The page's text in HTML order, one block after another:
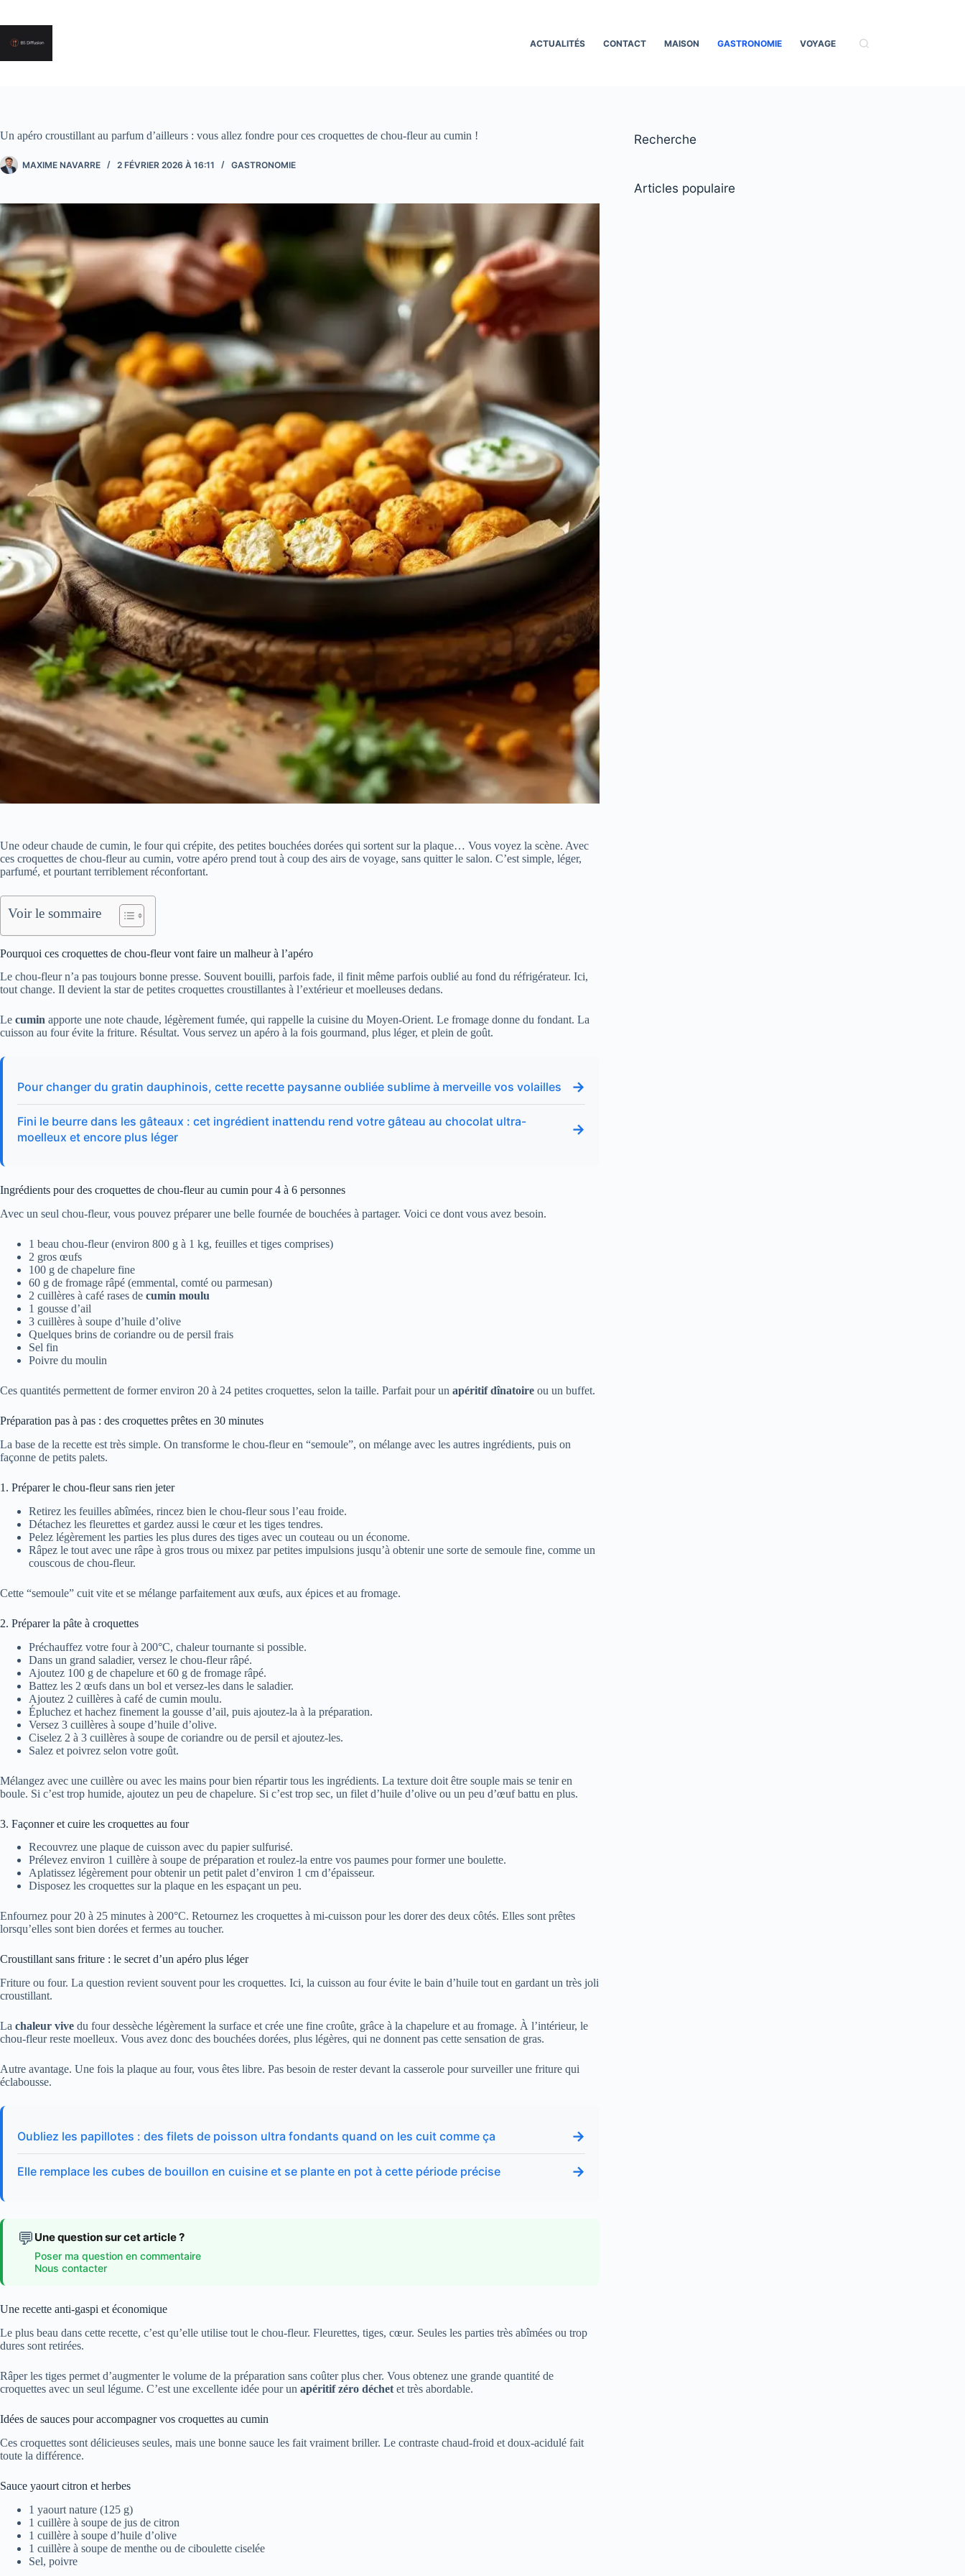
ACTUALITÉS CONTACT MAISON GASTRONOMIE VOYAGE
Un apéro croustillant au parfum d’ailleurs : vous allez fondre pour ces croquettes de chou-fleur au cumin !
MAXIME NAVARRE 2 FÉVRIER 2026 À 16:11 GASTRONOMIE
Une odeur chaude de cumin, le four qui crépite, des petites bouchées dorées qui sortent sur la plaque… Vous voyez la scène. Avec
ces croquettes de chou-fleur au cumin, votre apéro prend tout à coup des airs de voyage, sans quitter le salon. C’est simple, léger,
parfumé, et pourtant terriblement réconfortant.
Voir le sommaire
Pourquoi ces croquettes de chou-fleur vont faire un malheur à l’apéro
Le chou-fleur n’a pas toujours bonne presse. Souvent bouilli, parfois fade, il finit même parfois oublié au fond du réfrigérateur. Ici,
tout change. Il devient la star de petites croquettes croustillantes à l’extérieur et moelleuses dedans.
Le cumin apporte une note chaude, légèrement fumée, qui rappelle la cuisine du Moyen-Orient. Le fromage donne du fondant. La
cuisson au four évite la friture. Résultat. Vous servez un apéro à la fois gourmand, plus léger, et plein de goût.
Pour changer du gratin dauphinois, cette recette paysanne oubliée sublime à merveille vos volailles →
Fini le beurre dans les gâteaux : cet ingrédient inattendu rend votre gâteau au chocolat ultra-
moelleux et encore plus léger
→
Ingrédients pour des croquettes de chou-fleur au cumin pour 4 à 6 personnes
Avec un seul chou-fleur, vous pouvez préparer une belle fournée de bouchées à partager. Voici ce dont vous avez besoin.
1 beau chou-fleur (environ 800 g à 1 kg, feuilles et tiges comprises)
2 gros œufs
100 g de chapelure fine
60 g de fromage râpé (emmental, comté ou parmesan)
2 cuillères à café rases de cumin moulu
1 gousse d’ail
3 cuillères à soupe d’huile d’olive
Quelques brins de coriandre ou de persil frais
Sel fin
Poivre du moulin
Ces quantités permettent de former environ 20 à 24 petites croquettes, selon la taille. Parfait pour un apéritif dînatoire ou un buffet.
Préparation pas à pas : des croquettes prêtes en 30 minutes
La base de la recette est très simple. On transforme le chou-fleur en “semoule”, on mélange avec les autres ingrédients, puis on
façonne de petits palets.
1. Préparer le chou-fleur sans rien jeter
Retirez les feuilles abîmées, rincez bien le chou-fleur sous l’eau froide.
Détachez les fleurettes et gardez aussi le cœur et les tiges tendres.
Pelez légèrement les parties les plus dures des tiges avec un couteau ou un économe.
Râpez le tout avec une râpe à gros trous ou mixez par petites impulsions jusqu’à obtenir une sorte de semoule fine, comme un
couscous de chou-fleur.
Cette “semoule” cuit vite et se mélange parfaitement aux œufs, aux épices et au fromage.
2. Préparer la pâte à croquettes
Préchauffez votre four à 200°C, chaleur tournante si possible.
Dans un grand saladier, versez le chou-fleur râpé.
Ajoutez 100 g de chapelure et 60 g de fromage râpé.
Battez les 2 œufs dans un bol et versez-les dans le saladier.
Ajoutez 2 cuillères à café de cumin moulu.
Épluchez et hachez finement la gousse d’ail, puis ajoutez-la à la préparation.
Versez 3 cuillères à soupe d’huile d’olive.
Ciselez 2 à 3 cuillères à soupe de coriandre ou de persil et ajoutez-les.
Salez et poivrez selon votre goût.
Mélangez avec une cuillère ou avec les mains pour bien répartir tous les ingrédients. La texture doit être souple mais se tenir en
boule. Si c’est trop humide, ajoutez un peu de chapelure. Si c’est trop sec, un filet d’huile d’olive ou un peu d’œuf battu en plus.
3. Façonner et cuire les croquettes au four
Recouvrez une plaque de cuisson avec du papier sulfurisé.
Prélevez environ 1 cuillère à soupe de préparation et roulez-la entre vos paumes pour former une boulette.
Aplatissez légèrement pour obtenir un petit palet d’environ 1 cm d’épaisseur.
Disposez les croquettes sur la plaque en les espaçant un peu.
Enfournez pour 20 à 25 minutes à 200°C. Retournez les croquettes à mi-cuisson pour les dorer des deux côtés. Elles sont prêtes
lorsqu’elles sont bien dorées et fermes au toucher.
Croustillant sans friture : le secret d’un apéro plus léger
Friture ou four. La question revient souvent pour les croquettes. Ici, la cuisson au four évite le bain d’huile tout en gardant un très joli
croustillant.
La chaleur vive du four dessèche légèrement la surface et crée une fine croûte, grâce à la chapelure et au fromage. À l’intérieur, le
chou-fleur reste moelleux. Vous avez donc des bouchées dorées, plus légères, qui ne donnent pas cette sensation de gras.
Autre avantage. Une fois la plaque au four, vous êtes libre. Pas besoin de rester devant la casserole pour surveiller une friture qui
éclabousse.
Oubliez les papillotes : des filets de poisson ultra fondants quand on les cuit comme ça →
Elle remplace les cubes de bouillon en cuisine et se plante en pot à cette période précise →
💬 Une question sur cet article ?
Poser ma question en commentaire
Nous contacter
Une recette anti-gaspi et économique
Le plus beau dans cette recette, c’est qu’elle utilise tout le chou-fleur. Fleurettes, tiges, cœur. Seules les parties très abîmées ou trop
dures sont retirées.
Râper les tiges permet d’augmenter le volume de la préparation sans coûter plus cher. Vous obtenez une grande quantité de
croquettes avec un seul légume. C’est une excellente idée pour un apéritif zéro déchet et très abordable.
Idées de sauces pour accompagner vos croquettes au cumin
Ces croquettes sont délicieuses seules, mais une bonne sauce les fait vraiment briller. Le contraste chaud-froid et doux-acidulé fait
toute la différence.
Sauce yaourt citron et herbes
1 yaourt nature (125 g)
1 cuillère à soupe de jus de citron
1 cuillère à soupe d’huile d’olive
1 cuillère à soupe de menthe ou de ciboulette ciselée
Sel, poivre
Recherche
Articles populaire